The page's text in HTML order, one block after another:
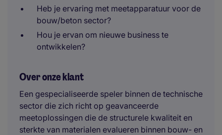
Heb je ervaring met meetapparatuur voor de
bouw/beton sector?
Hou je ervan om nieuwe business te
ontwikkelen?
Over onze klant
Een gespecialiseerde speler binnen de technische
sector die zich richt op geavanceerde
meetoplossingen die de structurele kwaliteit en
sterkte van materialen evalueren binnen bouw- en